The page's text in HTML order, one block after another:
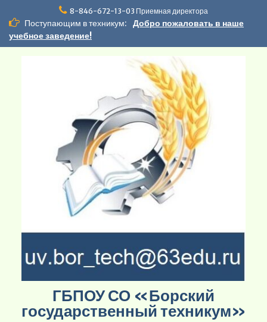
содержимому
8-846-672-13-03 Приемная директора
Поступающим в техникум:
Добро пожаловать в наше
учебное заведение!
ГБПОУ СО «Борский
государственный техникум»